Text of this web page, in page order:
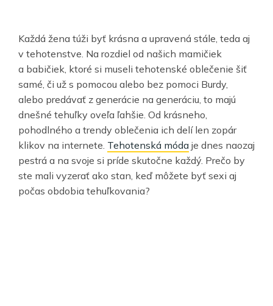
Každá žena túži byť krásna a upravená stále, teda aj
v tehotenstve. Na rozdiel od našich mamičiek
a babičiek, ktoré si museli tehotenské oblečenie šiť
samé, či už s pomocou alebo bez pomoci Burdy,
alebo predávať z generácie na generáciu, to majú
dnešné tehuľky oveľa ľahšie. Od krásneho,
pohodlného a trendy oblečenia ich delí len zopár
klikov na internete. Tehotenská móda je dnes naozaj
pestrá a na svoje si príde skutočne každý. Prečo by
ste mali vyzerať ako stan, keď môžete byť sexi aj
počas obdobia tehuľkovania?